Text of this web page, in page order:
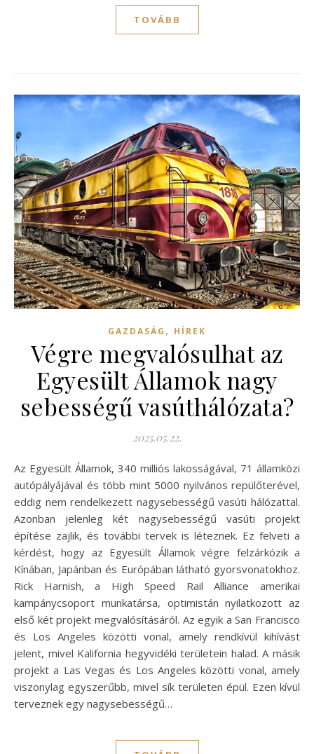
TOVÁBB
GAZDASÁG , HÍREK
Végre megvalósulhat az
Egyesült Államok nagy
sebességű vasúthálózata?
2025.05.22.
Az Egyesült Államok, 340 milliós lakosságával, 71 államközi
autópályájával és több mint 5000 nyilvános repülőterével,
eddig nem rendelkezett nagysebességű vasúti hálózattal.
Azonban jelenleg két nagysebességű vasúti projekt
építése zajlik, és további tervek is léteznek. Ez felveti a
kérdést, hogy az Egyesült Államok végre felzárkózik a
Kínában, Japánban és Európában látható gyorsvonatokhoz.
Rick Harnish, a High Speed Rail Alliance amerikai
kampánycsoport munkatársa, optimistán nyilatkozott az
első két projekt megvalósításáról. Az egyik a San Francisco
és Los Angeles közötti vonal, amely rendkívül kihívást
jelent, mivel Kalifornia hegyvidéki területein halad. A másik
projekt a Las Vegas és Los Angeles közötti vonal, amely
viszonylag egyszerűbb, mivel sík területen épül. Ezen kívül
terveznek egy nagysebességű…